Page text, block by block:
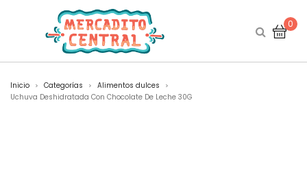
0
Inicio > Categorías > Alimentos dulces >
Uchuva Deshidratada Con Chocolate De Leche 30G